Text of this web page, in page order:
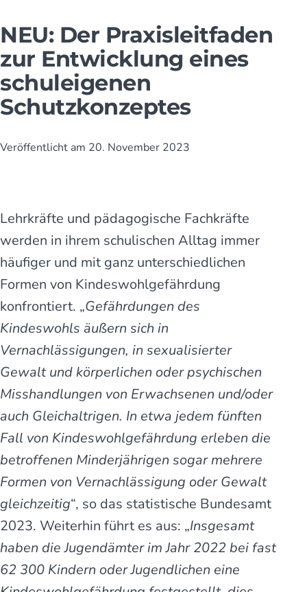
NEU: Der Praxis­leit­faden
zur Entwicklung eines
schuleigenen
Schutzkonzeptes
Veröffentlicht am 20. November 2023
Lehrkräfte und pädagogische Fachkräfte
werden in ihrem schulischen Alltag immer
häufiger und mit ganz unterschiedlichen
Formen von Kindeswohlgefährdung
konfrontiert. „Gefährdungen des
Kindeswohls äußern sich in
Vernachlässigungen, in sexualisierter
Gewalt und körperlichen oder psychischen
Misshandlungen von Erwachsenen und/oder
auch Gleichaltrigen. In etwa jedem fünften
Fall von Kindeswohlgefährdung erleben die
betroffenen Minderjährigen sogar mehrere
Formen von Vernachlässigung oder Gewalt
gleichzeitig“, so das statistische Bundesamt
2023. Weiterhin führt es aus: „Insgesamt
haben die Jugendämter im Jahr 2022 bei fast
62 300 Kindern oder Jugendlichen eine